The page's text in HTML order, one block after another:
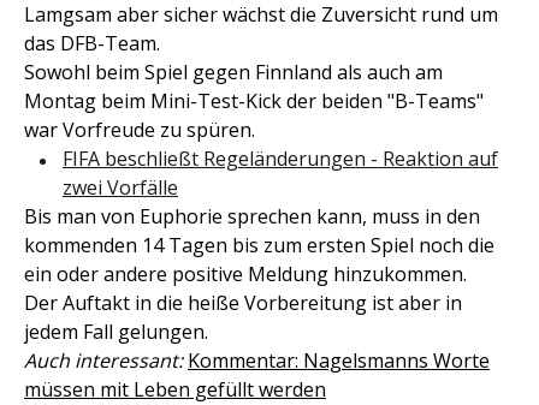
Lamgsam aber sicher wächst die Zuversicht rund um
das DFB-Team.
Sowohl beim Spiel gegen Finnland als auch am
Montag beim Mini-Test-Kick der beiden "B-Teams"
war Vorfreude zu spüren.
FIFA beschließt Regeländerungen - Reaktion auf
zwei Vorfälle
Bis man von Euphorie sprechen kann, muss in den
kommenden 14 Tagen bis zum ersten Spiel noch die
ein oder andere positive Meldung hinzukommen.
Der Auftakt in die heiße Vorbereitung ist aber in
jedem Fall gelungen.
Auch interessant: Kommentar: Nagelsmanns Worte
müssen mit Leben gefüllt werden